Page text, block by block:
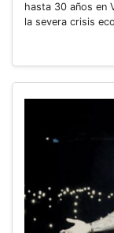
hasta 30 años en
la severa crisis